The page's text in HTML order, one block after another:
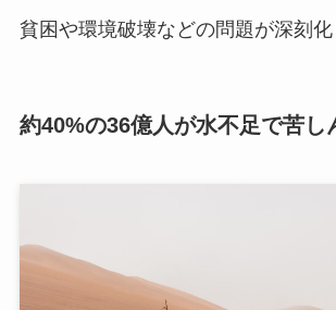
貧困や環境破壊などの問題が深刻化
約40%の36億人が水不足で苦し